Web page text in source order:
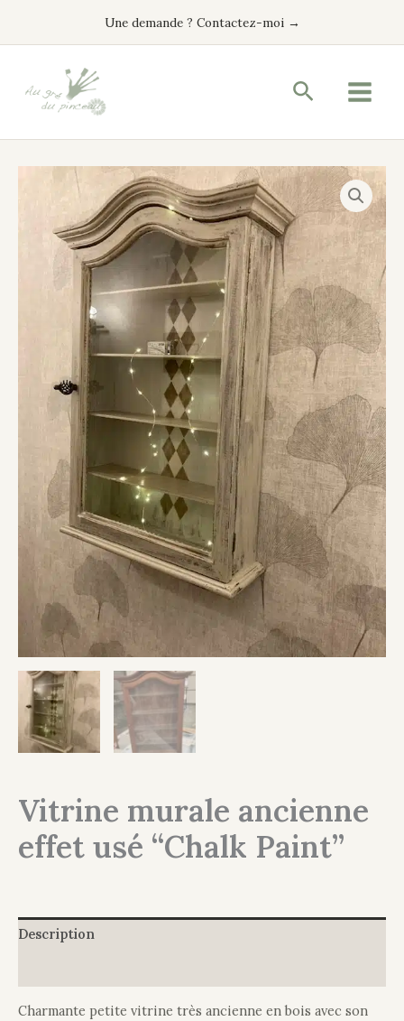
Une demande ? Contactez-moi →
Vitrine murale ancienne
effet usé “Chalk Paint”
Description
Charmante petite vitrine très ancienne en bois avec son